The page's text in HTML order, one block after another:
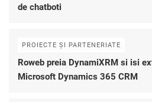
de chatboti
PROIECTE ȘI PARTENERIATE
Roweb preia DynamiXRM si isi
Microsoft Dynamics 365 CRM